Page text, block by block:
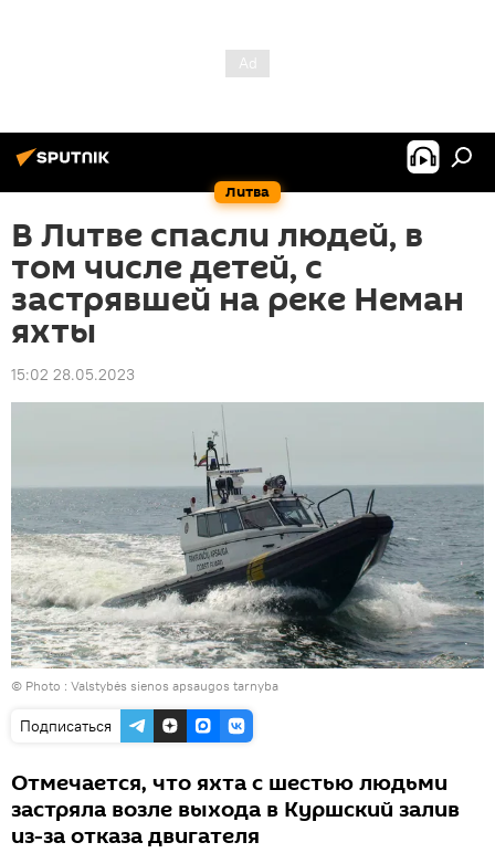
Литва
В Литве спасли людей, в
том числе детей, с
застрявшей на реке Неман
яхты
15:02 28.05.2023
© Photo : Valstybės sienos apsaugos tarnyba
Подписаться
Отмечается, что яхта с шестью людьми
застряла возле выхода в Куршский залив
из-за отказа двигателя